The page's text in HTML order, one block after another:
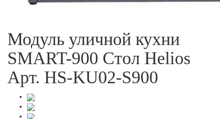
Модуль уличной кухни
SMART-900 Стол Helios
Арт. HS-KU02-S900